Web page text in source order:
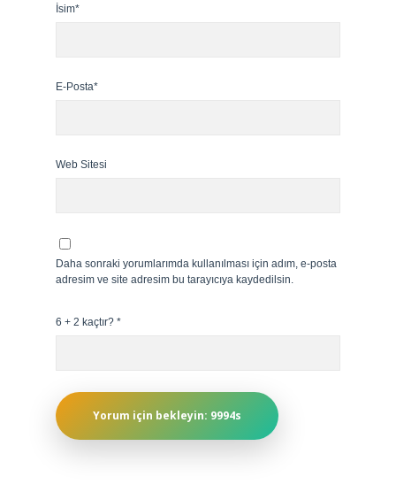
İsim*
E-Posta*
Web Sitesi
Daha sonraki yorumlarımda kullanılması için adım, e-posta
adresim ve site adresim bu tarayıcıya kaydedilsin.
6 + 2 kaçtır? *